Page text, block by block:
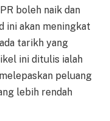
boleh naik dan
ini akan meningkat
tarikh yang
ini ditulis ialah
peluang
lebih rendah